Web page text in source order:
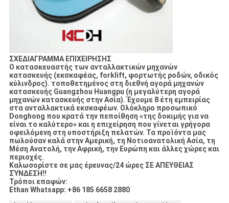
ΣΧΕΔΙΑΓΡΑΜΜΑ ΕΠΙΧΕΙΡΗΣΗΣ
Ο κατασκευαστής των ανταλλακτικών μηχανών
κατασκευής (εκσκαφέας, forklift, φορτωτής ροδών, οδικός
κύλινδρος). τοποθετημένος στη διεθνή αγορά μηχανών
κατασκευής Guangzhou Huangpu (η μεγαλύτερη αγορά
μηχανών κατασκευής στην Ασία). Έχουμε 8 έτη εμπειρίας
στα ανταλλακτικά εκσκαφέων. Ολόκληρο προσωπικό
Donghong που κρατά την πεποίθηση «της δοκιμής για να
είναι το καλύτερο» και η επιχείρηση που γίνεται γρήγορα
οφειλόμενη στη υποστήριξη πελατών. Τα προϊόντα μας
πωλούσαν καλά στην Αμερική, τη Νοτιοανατολική Ασία, τη
Μέση Ανατολή, την Αφρική, την Ευρώπη και άλλες χώρες και
περιοχές.
Καλωσορίστε σε μας έρευνας/24 ώρες ΣΕ ΑΠΕΥΘΕΙΑΣ
ΣΎΝΔΕΣΗ!!
Τρόποι επαφών:
Ethan Whatsapp: +86 185 6658 2880